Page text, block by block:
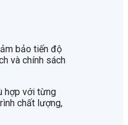
bảo tiến độ
và chính sách
hợp với từng
chất lượng,